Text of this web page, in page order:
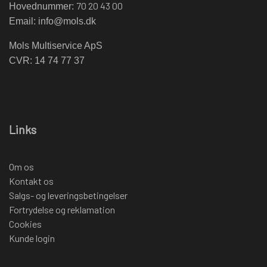
Hovednummer: 70 20 43 00
Email: info@mols.dk
Mols Multiservice ApS
CVR: 14 74 77 37
Links
Om os
Kontakt os
Salgs- og leveringsbetingelser
Fortrydelse og reklamation
Cookies
Kunde login